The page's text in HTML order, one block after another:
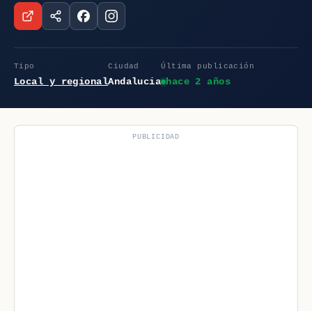
Tipo
Local y regional
Ciudad
Andalucia
Última publicación
hace 2 años
PUBLICIDAD